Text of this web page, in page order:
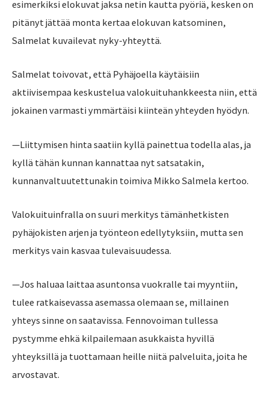
esimerkiksi elokuvat jaksa netin kautta pyöriä, kesken on
pitänyt jättää monta kertaa elokuvan katsominen,
Salmelat kuvailevat nyky-yhteyttä.
Salmelat toivovat, että Pyhäjoella käytäisiin
aktiivisempaa keskustelua valokuituhankkeesta niin, että
jokainen varmasti ymmärtäisi kiinteän yhteyden hyödyn.
—Liittymisen hinta saatiin kyllä painettua todella alas, ja
kyllä tähän kunnan kannattaa nyt satsatakin,
kunnanvaltuutettunakin toimiva Mikko Salmela kertoo.
Valokuituinfralla on suuri merkitys tämänhetkisten
pyhäjokisten arjen ja työnteon edellytyksiin, mutta sen
merkitys vain kasvaa tulevaisuudessa.
—Jos haluaa laittaa asuntonsa vuokralle tai myyntiin,
tulee ratkaisevassa asemassa olemaan se, millainen
yhteys sinne on saatavissa. Fennovoiman tullessa
pystymme ehkä kilpailemaan asukkaista hyvillä
yhteyksillä ja tuottamaan heille niitä palveluita, joita he
arvostavat.